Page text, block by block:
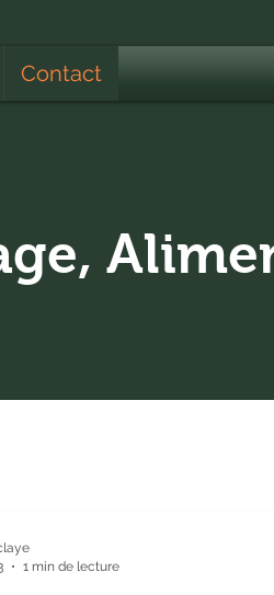
Contact
1 min de lecture